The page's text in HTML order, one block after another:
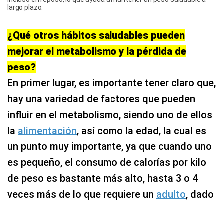
largo plazo.
¿Qué otros hábitos saludables pueden
mejorar el metabolismo y la pérdida de
peso?
En primer lugar, es importante tener claro que,
hay una variedad de factores que pueden
influir en el metabolismo, siendo uno de ellos
la alimentación, así como la edad, la cual es
un punto muy importante, ya que cuando uno
es pequeño, el consumo de calorías por kilo
de peso es bastante más alto, hasta 3 o 4
veces más de lo que requiere un adulto, dado